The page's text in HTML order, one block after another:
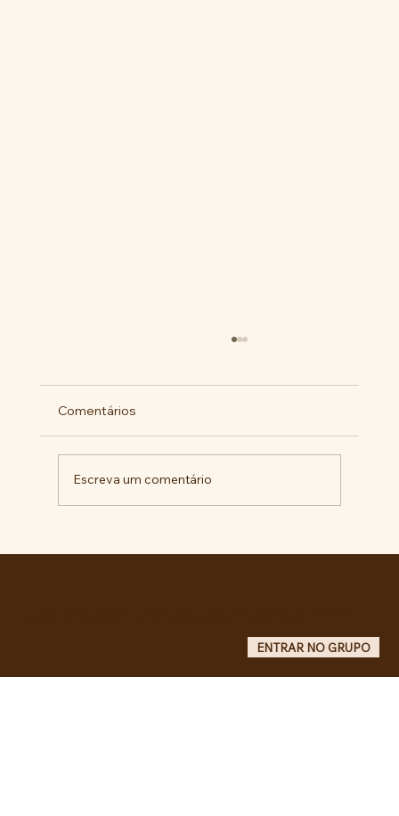
Comentários
Escreva um comentário
ENTRAR NO GRUPO